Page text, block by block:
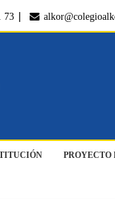
73 |
PROYECTO